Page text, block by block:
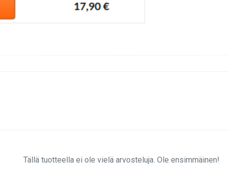
Tällä tuotteella ei ole vielä arvosteluja. Ole ensimmäinen!